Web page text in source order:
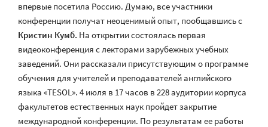
впервые посетила Россию. Думаю, все участники
конференции получат неоценимый опыт, пообщавшись с
Кристин Кумб. На открытии состоялась первая
видеоконференция с лекторами зарубежных учебных
заведений. Они рассказали присутствующим о программе
обучения для учителей и преподавателей английского
языка «TESOL». 4 июля в 17 часов в 228 аудитории корпуса
факультетов естественных наук пройдет закрытие
международной конференции. По результатам ее работы